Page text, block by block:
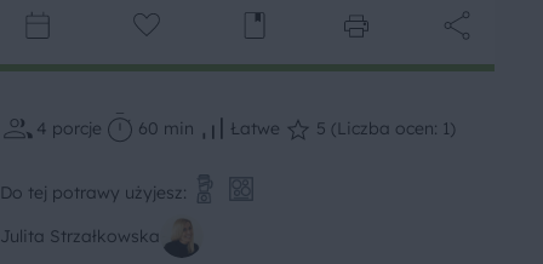
4 porcje 60 min Łatwe 5 (Liczba ocen: 1)
Do tej potrawy użyjesz:
Julita Strzałkowska